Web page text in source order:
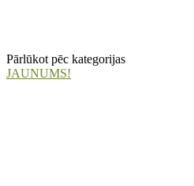
Pārlūkot pēc kategorijas
JAUNUMS!